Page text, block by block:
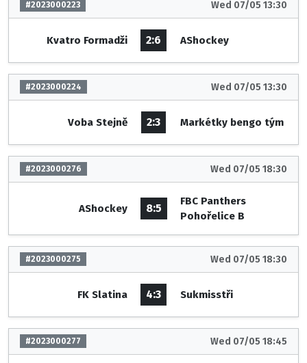
#2023000223 Wed 07/05 13:30
Kvatro Formadži 2:6 AShockey
#2023000224 Wed 07/05 13:30
Voba Stejně 2:3 Markétky bengo tým
#2023000276 Wed 07/05 18:30
AShockey 8:5
FBC Panthers
Pohořelice B
#2023000275 Wed 07/05 18:30
FK Slatina 4:3 Sukmisstři
#2023000277 Wed 07/05 18:45